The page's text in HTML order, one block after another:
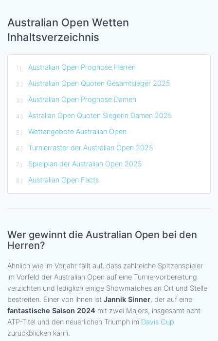
Australian Open Wetten
Inhaltsverzeichnis
Australian Open Prognose Herren
Australian Open Quoten Gesamtsieger 2025
Australian Open Prognose Damen
Astralian Open Quoten Siegerin Damen 2025
Wettangebote Australian Open
Turnierraster der Australian Open 2025
Spielplan der Australian Open 2025
Australian Open Facts
Wer gewinnt die Australian Open bei den
Herren?
Ähnlich wie im Vorjahr fällt auf, dass zahlreiche Spitzenspieler
im Vorfeld der Australian Open auf eine Turniervorbereitung
verzichten und lediglich einige Showmatches an Ort und Stelle
bestreiten. Einer von ihnen ist Jannik Sinner, der auf eine
fantastische Saison 2024 mit zwei Majors, insgesamt acht
ATP-Titel und den neuerlichen Triumph im Davis Cup
zurückblicken kann.